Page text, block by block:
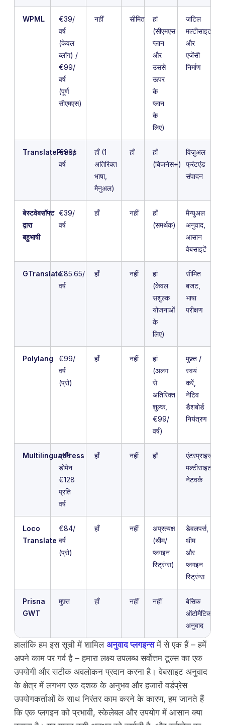
WPML
€39/
वर्ष
(केवल
ब्लॉग) /
€99/
वर्ष
(पूर्ण
सीएमएस)
नहीं सीमित
हां
(सीएमएस
प्लान
और
उससे
ऊपर
के
प्लान
के
लिए)
जटिल
मल्टीसाइट
और
एजेंसी
निर्माण
TranslatePress
€99/
वर्ष
हाँ (1
अतिरिक्त
भाषा,
मैनुअल)
हाँ
हाँ
(बिजनेस+)
विज़ुअल
फ्रंटएंड
संपादन
बेस्टवेबसॉफ्ट
द्वारा
बहुभाषी
€39/
वर्ष
हाँ नहीं
हाँ
(समर्थक)
मैन्युअल
अनुवाद,
आसान
वेबसाइटें
GTranslate€85.65/
वर्ष
हाँ नहीं
हां
(केवल
सशुल्क
योजनाओं
के
लिए)
सीमित
बजट,
भाषा
परीक्षण
Polylang
€99/
वर्ष
(प्रो)
हाँ नहीं
हां
(अलग
से
अतिरिक्त
शुल्क,
€99/
वर्ष)
मुफ़्त /
स्वयं
करें,
नेटिव
डैशबोर्ड
नियंत्रण
MultilingualPress
प्रति
डोमेन
€128
प्रति
वर्ष
हाँ नहीं हाँ
एंटरप्राइज
मल्टीसाइट
नेटवर्क
Loco
Translate
€84/
वर्ष
(प्रो)
हाँ नहीं
अप्रत्यक्ष
(थीम/
प्लगइन
स्ट्रिंग्स)
डेवलपर्स,
थीम
और
प्लगइन
स्ट्रिंग्स
Prisna
GWT
मुफ़्त हाँ नहीं नहीं
बेसिक
ऑटोमैटिक
अनुवाद
हालांकि हम इस सूची में शामिल अनुवाद प्लगइन्समें से एक हैं – हमें
अपने काम पर गर्व है – हमारा लक्ष्य उपलब्ध सर्वोत्तम टूल्स का एक
उपयोगी और सटीक अवलोकन प्रदान करना है। वेबसाइट अनुवाद
के क्षेत्र में लगभग एक दशक के अनुभव और हजारों वर्डप्रेस
उपयोगकर्ताओं के साथ निरंतर काम करने के कारण, हम जानते हैं
कि एक प्लगइन को प्रभावी, स्केलेबल और उपयोग में आसान क्या